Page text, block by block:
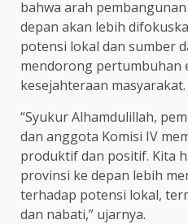
bahwa arah
depan akan lebih
potensi lokal dan sumber
mendorong pertumbuhan
kesejahteraan masyarakat.
“Syukur Alhamdulillah,
dan anggota Komisi IV
produktif dan positif. Kita
provinsi ke depan lebih
terhadap potensi lokal,
dan nabati,” ujarnya.